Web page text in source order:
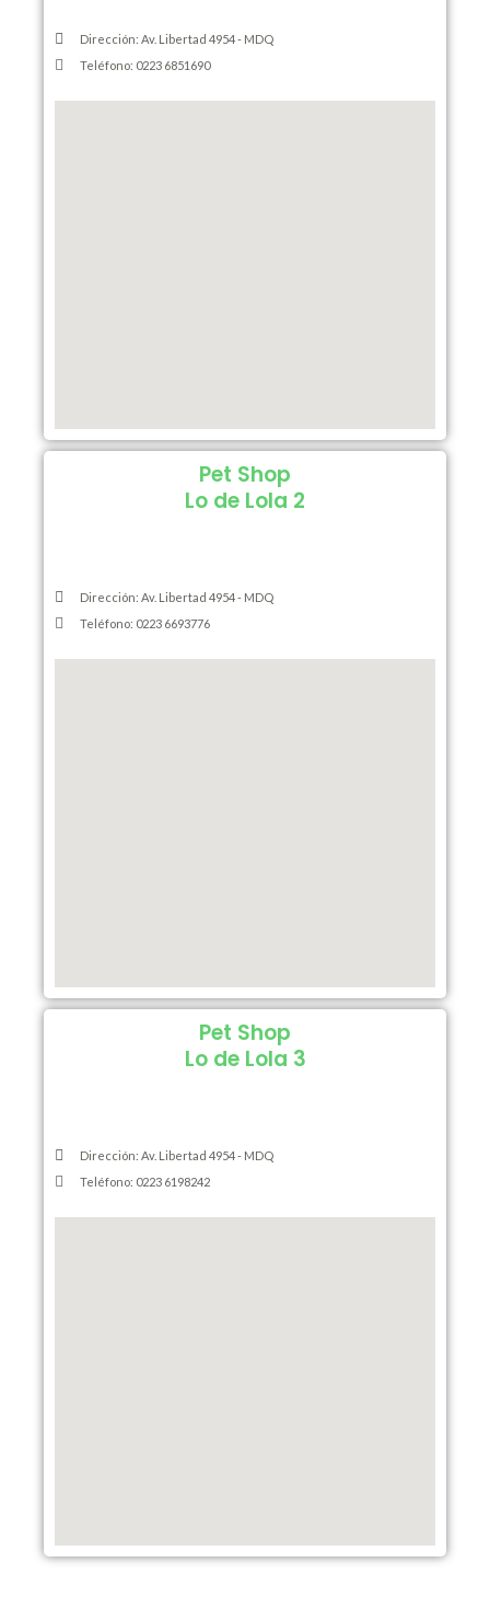
Dirección: Av. Libertad 4954 - MDQ
Teléfono: 0223 6851690
Pet Shop
Lo de Lola 2
Dirección: Av. Libertad 4954 - MDQ
Teléfono: 0223 6693776
Pet Shop
Lo de Lola 3
Dirección: Av. Libertad 4954 - MDQ
Teléfono: 0223 6198242